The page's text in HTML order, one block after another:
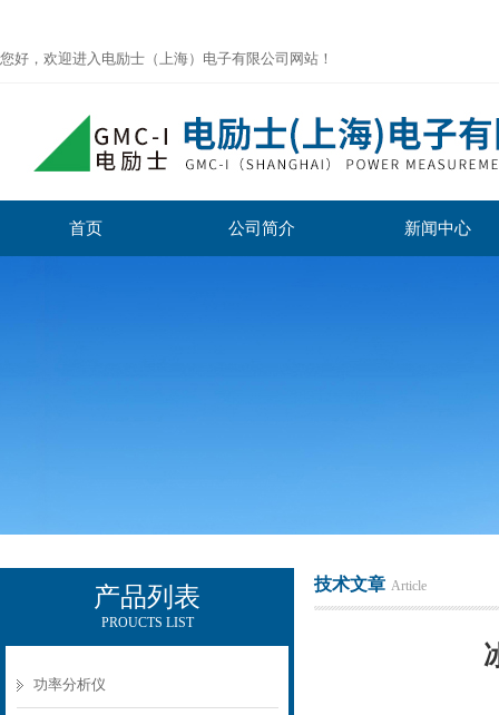
您好，欢迎进入电励士（上海）电子有限公司网站！
首页 公司简介 新闻中心
产品列表
PROUCTS LIST
功率分析仪
技术文章 Article